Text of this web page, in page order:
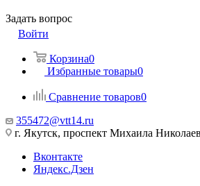
Задать вопрос
Войти
Корзина0
Избранные товары0
Сравнение товаров0
355472@vtt14.ru
г. Якутск, проспект Михаила
Вконтакте
Яндекс.Дзен